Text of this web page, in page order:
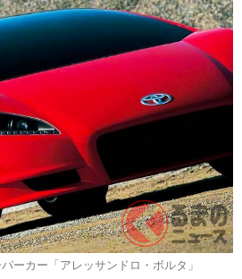
ーカー「アレッサンドロ・ボルタ」